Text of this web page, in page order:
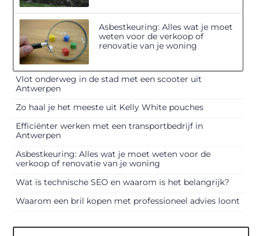
Asbestkeuring: Alles wat je moet
weten voor de verkoop of
renovatie van je woning
Vlot onderweg in de stad met een scooter uit
Antwerpen
Zo haal je het meeste uit Kelly White pouches
Efficiënter werken met een transportbedrijf in
Antwerpen
Asbestkeuring: Alles wat je moet weten voor de
verkoop of renovatie van je woning
Wat is technische SEO en waarom is het belangrijk?
Waarom een bril kopen met professioneel advies loont